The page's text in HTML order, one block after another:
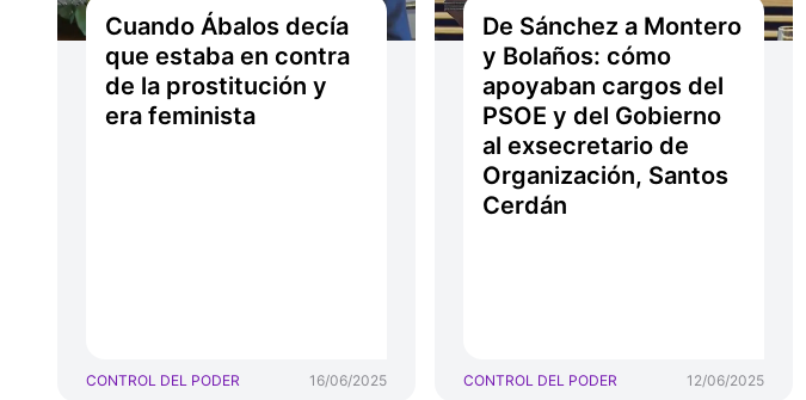
Cuando Ábalos decía
que estaba en contra
de la prostitución y
era feminista
CONTROL DEL PODER 16/06/2025
De Sánchez a Montero
y Bolaños: cómo
apoyaban cargos del
PSOE y del Gobierno
al exsecretario de
Organización, Santos
Cerdán
CONTROL DEL PODER 12/06/2025